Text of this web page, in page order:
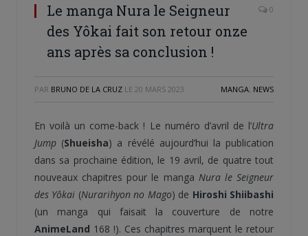
Le manga Nura le Seigneur
des Yôkai fait son retour onze
ans après sa conclusion !
0
PAR BRUNO DE LA CRUZ LE 20 MARS 2023 MANGA, NEWS
En voilà un come-back ! Le numéro d’avril de l’Ultra
Jump (Shueisha) a révélé aujourd’hui la publication
dans sa prochaine édition, le 19 avril, de quatre tout
nouveaux chapitres pour le manga Nura le Seigneur
des Yôkai (Nurarihyon no Mago) de Hiroshi Shiibashi
(un manga qui faisait la couverture de notre
AnimeLand 168 !). Ces chapitres marquent le retour